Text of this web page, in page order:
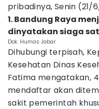
pribadinya, Senin (21/
1. Bandung Raya
dinyatakan siaga
Dok. Humas Jabar
Dihubungi terpisah,
Kesehatan Dinas
Fatima mengatakan,
mendaftar akan
sakit pemerintah